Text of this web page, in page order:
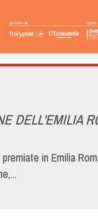
DELL'EMILIA
in Emilia